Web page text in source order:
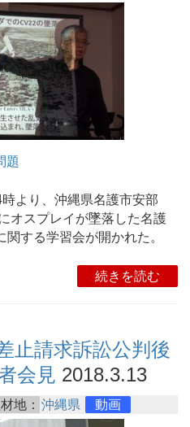
題
より、沖縄県名護市安部
オスプレイが墜落した名護
する学習会が開かれた。
続きを読む
止請求訴訟公判後
会見 2018.3.13
地： 沖縄県 動画